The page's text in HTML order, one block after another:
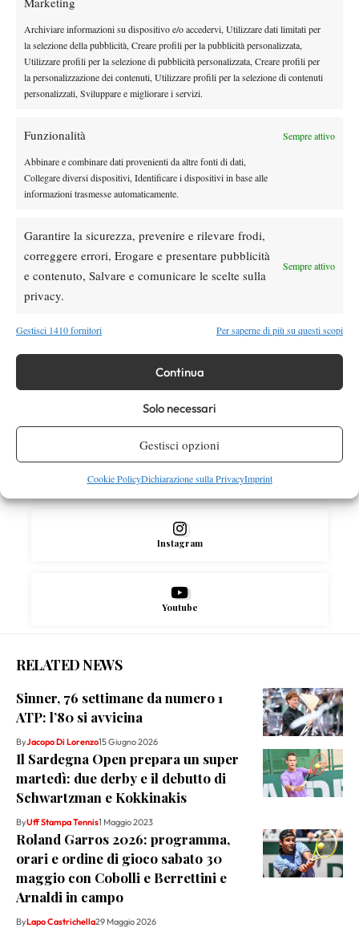
Archiviare informazioni su dispositivo e/o accedervi, Utilizzare dati limitati per
la selezione della pubblicità, Creare profili per la pubblicità personalizzata,
Utilizzare profili per la selezione di pubblicità personalizzata, Creare profili per
la personalizzazione dei contenuti, Utilizzare profili per la selezione di contenuti
personalizzati, Sviluppare e migliorare i servizi.
Funzionalità Sempre attivo
Abbinare e combinare dati provenienti da altre fonti di dati,
Collegare diversi dispositivi, Identificare i dispositivi in base alle
informazioni trasmesse automaticamente.
Garantire la sicurezza, prevenire e rilevare frodi,
correggere errori, Erogare e presentare pubblicità
e contenuto, Salvare e comunicare le scelte sulla
privacy.
Sempre attivo
Gestisci 1410 fornitori Per saperne di più su questi scopi
Continua
Solo necessari
Gestisci opzioni
Cookie PolicyDichiarazione sulla PrivacyImprint
Masters 1000 Montreal 2026: programma,
orario e ordine di gioco venerdì 7 agosto.
Arnaldi apre sul Centrale
Atp News
Atp News
News
SOCIAL
Facebook
X
Instagram
Youtube
RELATED NEWS
Sinner, 76 settimane da numero 1
ATP: l’80 si avvicina
ByJacopo Di Lorenzo15 Giugno 2026
Il Sardegna Open prepara un super
martedì: due derby e il debutto di
Schwartzman e Kokkinakis
ByUff Stampa Tennis1 Maggio 2023
Roland Garros 2026: programma,
orari e ordine di gioco sabato 30
maggio con Cobolli e Berrettini e
Arnaldi in campo
ByLapo Castrichella29 Maggio 2026